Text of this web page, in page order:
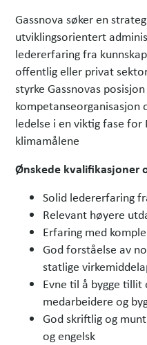
Gassnova søker en
utviklingsorientert
ledererfaring fra
offentlig eller privat
styrke Gassnovas
ledelse i en viktig fase for
klimamålene
Ønskede kvalifikasjoner
Solid ledererfaring
Relevant høyere
Erfaring med
God forståelse av
statlige
Evne til å bygge
medarbeidere og
God skriftlig og
og engelsk